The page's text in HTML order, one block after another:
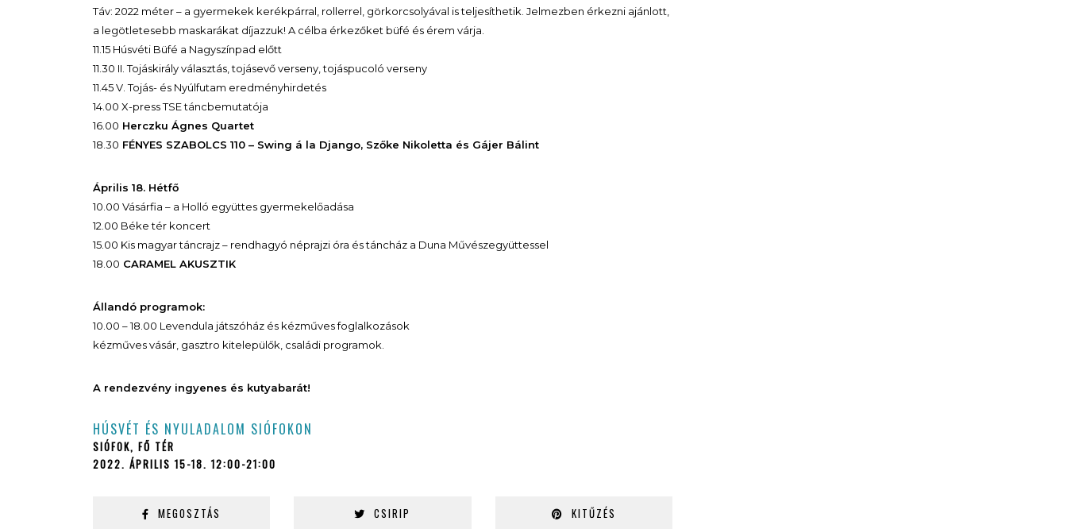
Táv: 2022 méter – a gyermekek kerékpárral, rollerrel, görkorcsolyával is teljesíthetik. Jelmezben érkezni ajánlott,
a legötletesebb maskarákat díjazzuk! A célba érkezőket büfé és érem várja.
11.15 Húsvéti Büfé a Nagyszínpad előtt
11.30 II. Tojáskirály választás, tojásevő verseny, tojáspucoló verseny
11.45 V. Tojás- és Nyúlfutam eredményhirdetés
14.00 X-press TSE táncbemutatója
16.00 Herczku Ágnes Quartet
18.30 FÉNYES SZABOLCS 110 – Swing á la Django, Szőke Nikoletta és Gájer Bálint
Április 18. Hétfő
10.00 Vásárfia – a Holló együttes gyermekelőadása
12.00 Béke tér koncert
15.00 Kis magyar táncrajz – rendhagyó néprajzi óra és táncház a Duna Művészegyüttessel
18.00 CARAMEL AKUSZTIK
Állandó programok:
10.00 – 18.00 Levendula játszóház és kézműves foglalkozások
kézműves vásár, gasztro kitelepülők, családi programok.
A rendezvény ingyenes és kutyabarát!
HÚSVÉT ÉS NYULADALOM SIÓFOKON
SIÓFOK, FŐ TÉR
2022. ÁPRILIS 15-18. 12:00-21:00
MEGOSZTÁS CSIRIP KITŰZÉS